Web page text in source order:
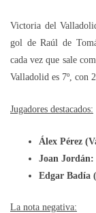
Victoria del
gol de Raúl de
cada vez que sale
Valladolid es 7º, con
Jugadores destacados:
Álex Pérez
Joan Jordán:
Edgar Badía
La nota negativa: